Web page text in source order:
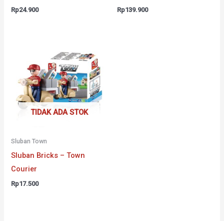
Rp24.900 Rp139.900
TIDAK ADA STOK
Sluban Town
Sluban Bricks – Town
Courier
Rp17.500